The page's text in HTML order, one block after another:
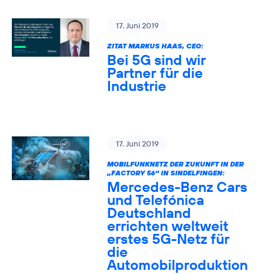
17. Juni 2019
ZITAT MARKUS HAAS, CEO:
Bei 5G sind wir
Partner für die
Industrie
17. Juni 2019
MOBILFUNKNETZ DER ZUKUNFT IN DER
„FACTORY 56“ IN SINDELFINGEN:
Mercedes-Benz Cars
und Telefónica
Deutschland
errichten weltweit
erstes 5G-Netz für
die
Automobilproduktion